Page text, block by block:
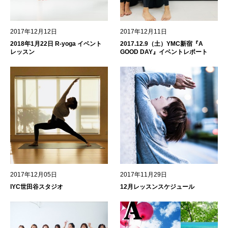
2017年12月12日
2018年1月22日 R-yoga イベント
レッスン
2017年12月11日
2017.12.9（土）YMC新宿『A
GOOD DAY』イベントレポート
2017年12月05日
IYC世田谷スタジオ
2017年11月29日
12月レッスンスケジュール